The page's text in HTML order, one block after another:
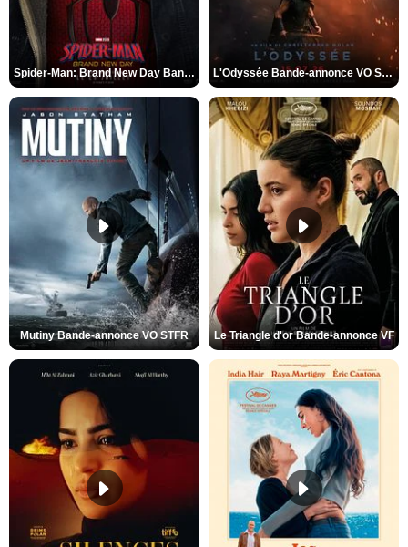
Spider-Man: Brand New Day Bande-annonce VO STFR L'Odyssée Bande-annonce VO STFR
Mutiny Bande-annonce VO STFR Le Triangle d'or Bande-annonce VF